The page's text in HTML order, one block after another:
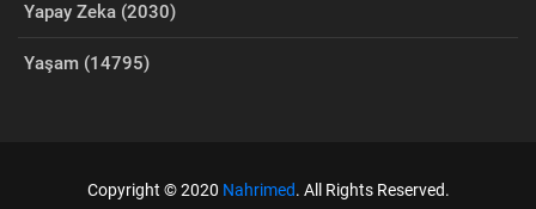
Yapay Zeka (2030)
Yaşam (14795)
Copyright © 2020 Nahrimed. All Rights Reserved.